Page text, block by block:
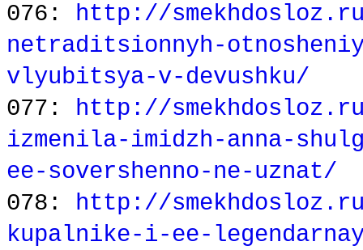
076: http://
netraditsionnyh-
vlyubitsya-v-devushku/
077: http://
izmenila-imidzh-anna-
ee-sovershenno-ne-uznat/
078: http://
kupalnike-i-ee-